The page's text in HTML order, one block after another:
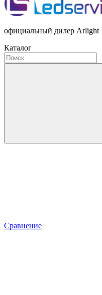
официальный дилер Arlight
Каталог
Сравнение